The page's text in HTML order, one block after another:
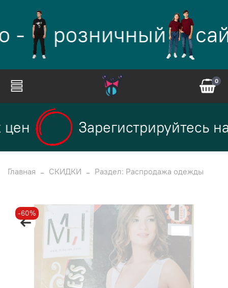
- розничный
0
Зарегистрируйтесь на
Главная СКИДКИ Раздел: Распродажа одежды
-60%